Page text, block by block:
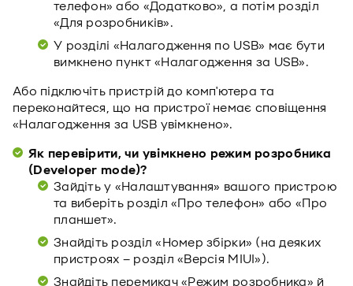
телефон» або «Додатково», а потім розділ
«Для розробників».
У розділі «Налагодження по USB» має бути
вимкнено пункт «Налагодження за USB».
Або підключіть пристрій до комп'ютера та
переконайтеся, що на пристрої немає сповіщення
«Налагодження за USB увімкнено».
Як перевірити, чи увімкнено режим розробника
(Developer mode)?
Зайдіть у «Налаштування» вашого пристрою
та виберіть розділ «Про телефон» або «Про
планшет».
Знайдіть розділ «Номер збірки» (на деяких
пристроях – розділ «Версія MIUI»).
Знайдіть перемикач «Режим розробника» й